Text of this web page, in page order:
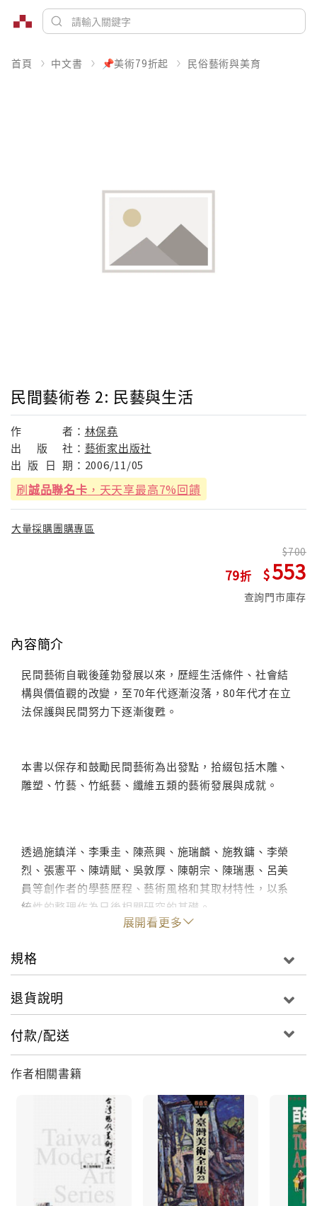
首頁 中文書 📌美術79折起 民俗藝術與美育
民間藝術卷 2: 民藝與生活
作 者： 林保堯
出
版 社： 藝術家出版社
出 版 日 期： 2006/11/05
刷誠品聯名卡 ，天天享最高7%回饋
大量採購團購專區
79
700
553
查詢門市庫存
內容簡介
民間藝術自戰後蓬勃發展以來，歷經生活條件、社會結
構與價值觀的改變，至70年代逐漸沒落，80年代才在立
法保護與民間努力下逐漸復甦。
本書以保存和鼓勵民間藝術為出發點，拾綴包括木雕、
雕塑、竹藝、竹紙藝、纖維五類的藝術發展與成就。
透過施鎮洋、李秉圭、陳燕興、施瑞麟、施教鏞、李榮
烈、張憲平、陳靖賦、吳敦厚、陳朝宗、陳瑞惠、呂美
員等創作者的學藝歷程、藝術風格和其取材特性，以系
統性的整理作為日後相關研究的基礎。
展開看更多
規格
退貨說明
付款/配送
作者相關書籍